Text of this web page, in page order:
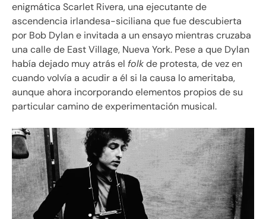
enigmática Scarlet Rivera, una ejecutante de
ascendencia irlandesa-siciliana que fue descubierta
por Bob Dylan e invitada a un ensayo mientras cruzaba
una calle de East Village, Nueva York. Pese a que Dylan
había dejado muy atrás el folkde protesta, de vez en
cuando volvía a acudir a él si la causa lo ameritaba,
aunque ahora incorporando elementos propios de su
particular camino de experimentación musical.